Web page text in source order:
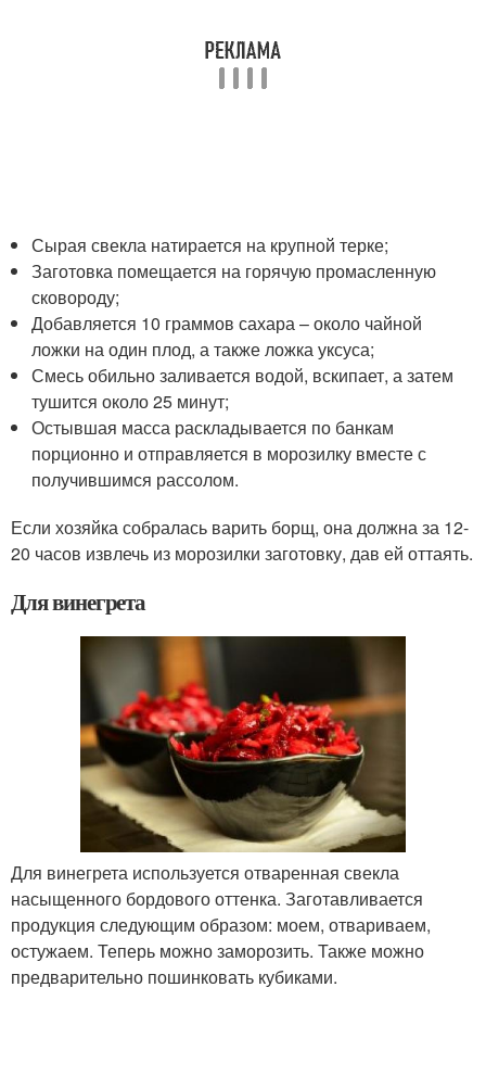
Сырая свекла натирается на крупной терке;
Заготовка помещается на горячую промасленную
сковороду;
Добавляется 10 граммов сахара – около чайной
ложки на один плод, а также ложка уксуса;
Смесь обильно заливается водой, вскипает, а затем
тушится около 25 минут;
Остывшая масса раскладывается по банкам
порционно и отправляется в морозилку вместе с
получившимся рассолом.
Если хозяйка собралась варить борщ, она должна за 12-
20 часов извлечь из морозилки заготовку, дав ей оттаять.
Для винегрета
Для винегрета используется отваренная свекла
насыщенного бордового оттенка. Заготавливается
продукция следующим образом: моем, отвариваем,
остужаем. Теперь можно заморозить. Также можно
предварительно пошинковать кубиками.